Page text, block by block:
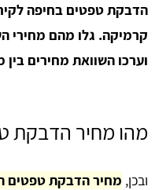
הדבקת טפטים בחיפה
קרמיקה. גלו מהם מחירי
וערכו השוואת מחירים
מהו מחיר הדבקת
ובכן, מחיר הדבקת טפטים הוא כ-